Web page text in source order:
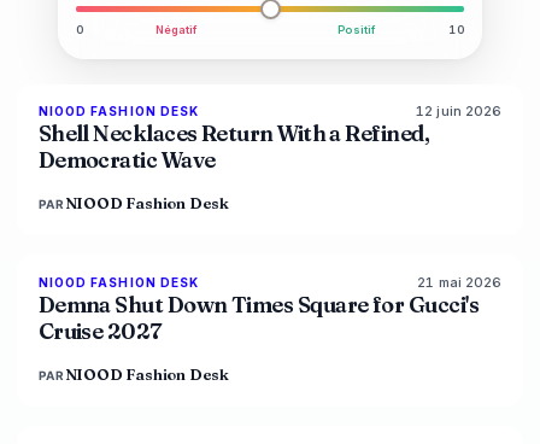
0 Négatif Positif 10
LIVE BRIEF
NIOOD FASHION DESK 12 juin 2026
Shell Necklaces Return With a Refined,
Democratic Wave
PAR NIOOD Fashion Desk
LIVE BRIEF
NIOOD FASHION DESK 21 mai 2026
Demna Shut Down Times Square for Gucci's
Cruise 2027
PAR NIOOD Fashion Desk